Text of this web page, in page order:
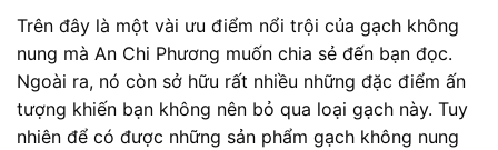
Trên đây là một vài ưu điểm nổi trội của gạch không
nung mà An Chi Phương muốn chia sẻ đến bạn đọc.
Ngoài ra, nó còn sở hữu rất nhiều những đặc điểm ấn
tượng khiến bạn không nên bỏ qua loại gạch này. Tuy
nhiên để có được những sản phẩm gạch không nung